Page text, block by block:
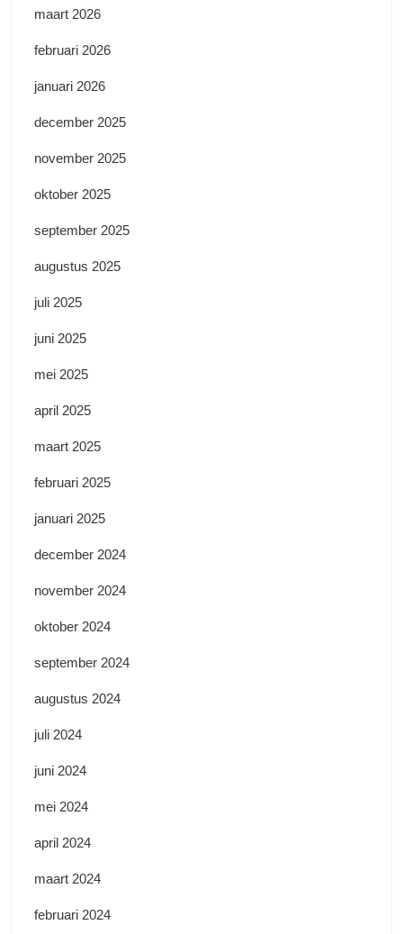
maart 2026
februari 2026
januari 2026
december 2025
november 2025
oktober 2025
september 2025
augustus 2025
juli 2025
juni 2025
mei 2025
april 2025
maart 2025
februari 2025
januari 2025
december 2024
november 2024
oktober 2024
september 2024
augustus 2024
juli 2024
juni 2024
mei 2024
april 2024
maart 2024
februari 2024